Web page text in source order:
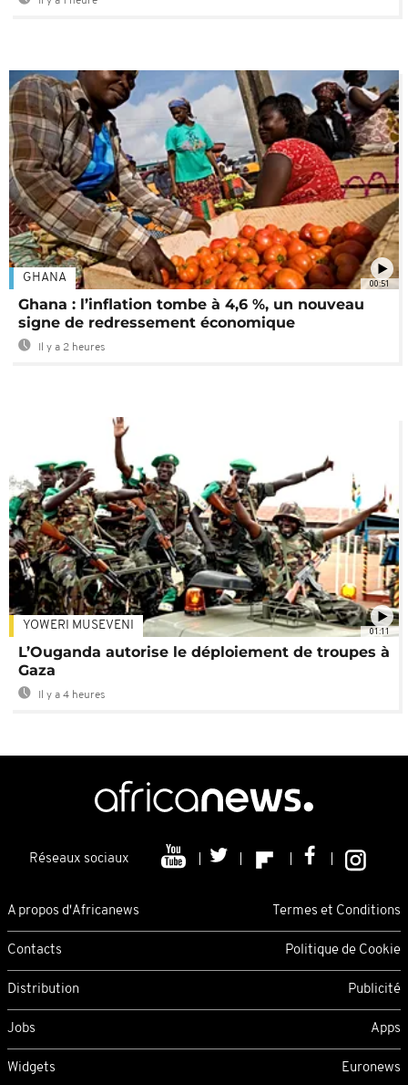
00:51
GHANA
Ghana : l’inflation tombe à 4,6 %, un nouveau
signe de redressement économique
Il y a 2 heures
01:11
YOWERI MUSEVENI
L’Ouganda autorise le déploiement de troupes à
Gaza
Il y a 4 heures
Réseaux sociaux
A propos d'Africanews Termes et Conditions
Contacts Politique de Cookie
Distribution Publicité
Jobs Apps
Widgets Euronews